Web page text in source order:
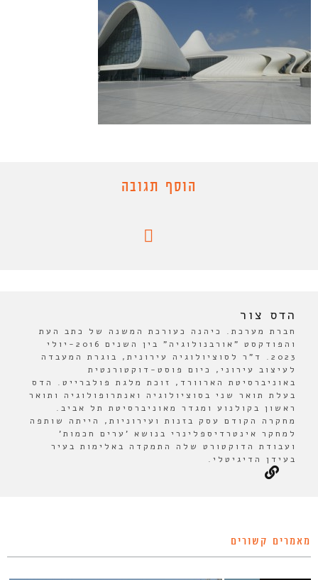
הוסף תגובה
הדס צור
חברת מערכת. כיהנה כעורכת המשנה של כתב העת
והפודקסט "אורבנולוגיה" בין השנים 2016-יולי
2023. ד"ר לסוציולוגיה עירונית, בוגרת המעבדה
לעיצוב עירוני, כיום פוסט-דוקטורנטית
באוניברסיטת הארוורד, זוכת מלגת פולברייט. הדס
בעלת תואר שני בסוציולוגיה ואנתרופולוגיה ותואר
ראשון בקולנוע ומגדר מאוניברסיטת תל אביב.
מחקרה הקודם עסק בזנות ועירוניות, הייתה שותפה
למחקר אינטרדיספלינרי בנושא 'ערים חכמות'
ועבודת הדוקטורט שלה התמקדה באלימות בעיר
בעידן הדיגיטלי.
מאמרים קשורים